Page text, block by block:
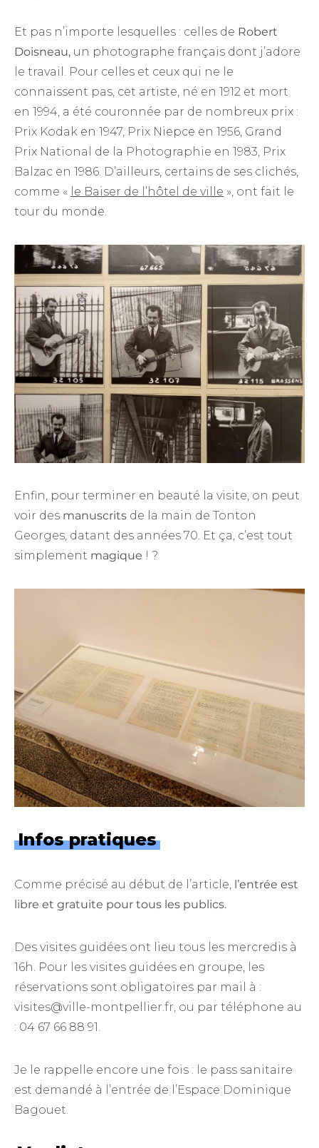
Et pas n’importe lesquelles : celles de Robert
Doisneau, un photographe français dont j’adore
le travail. Pour celles et ceux qui ne le
connaissent pas, cet artiste, né en 1912 et mort
en 1994, a été couronnée par de nombreux prix :
Prix Kodak en 1947, Prix Niepce en 1956, Grand
Prix National de la Photographie en 1983, Prix
Balzac en 1986. D’ailleurs, certains de ses clichés,
comme « le Baiser de l’hôtel de ville », ont fait le
tour du monde.
Enfin, pour terminer en beauté la visite, on peut
voir des manuscrits de la main de Tonton
Georges, datant des années 70. Et ça, c’est tout
simplement magique ! ‎?
Infos pratiques
Comme précisé au début de l’article, l’entrée est
libre et gratuite pour tous les publics.
Des visites guidées ont lieu tous les mercredis à
16h. Pour les visites guidées en groupe, les
réservations sont obligatoires par mail à :
visites@ville-montpellier.fr, ou par téléphone au
: 04 67 66 88 91.
Je le rappelle encore une fois : le pass sanitaire
est demandé à l’entrée de l’Espace Dominique
Bagouet.